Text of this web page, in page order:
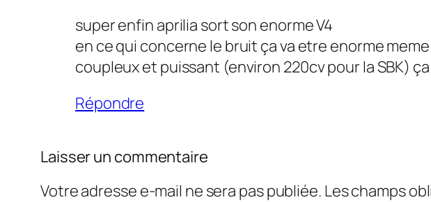
super enfin aprilia sort son enorme V4
en ce qui concerne le bruit ça va etre enorme
coupleux et puissant (environ 220cv pour la SBK)
Répondre
Laisser un commentaire
Votre adresse e-mail ne sera pas publiée. Les champs